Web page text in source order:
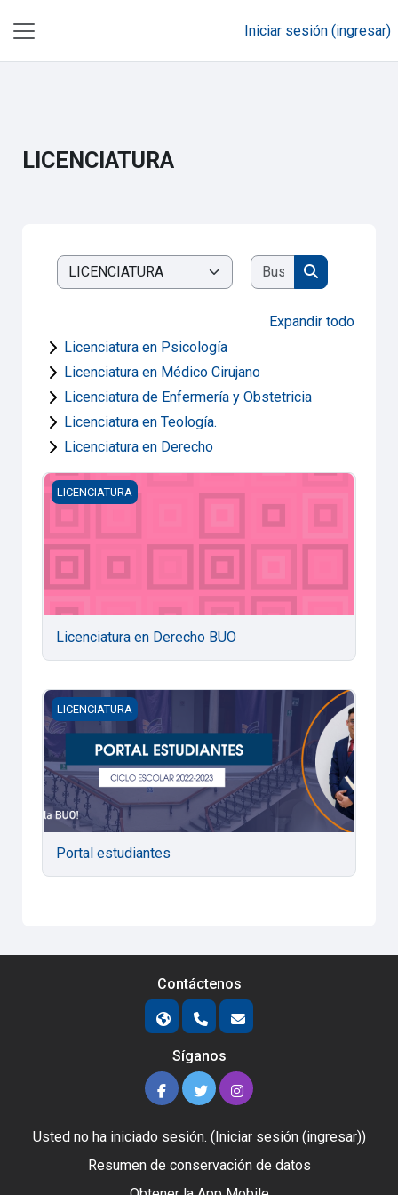
Saltar al contenido principal
El Éxito está en la BUO Iniciar sesión (ingresar)
LICENCIATURA
Categorías
Buscar cursos
Buscar cursos
Expandir todo
Licenciatura en Psicología
Licenciatura en Médico Cirujano
Licenciatura de Enfermería y Obstetricia
Licenciatura en Teología.
Licenciatura en Derecho
Licenciatura en Derecho BUO
LICENCIATURA
Licenciatura en Derecho BUO
Portal estudiantes
LICENCIATURA
Portal estudiantes
Contáctenos
Síganos
Usted no ha iniciado sesión. ( Iniciar sesión (ingresar))
Resumen de conservación de datos